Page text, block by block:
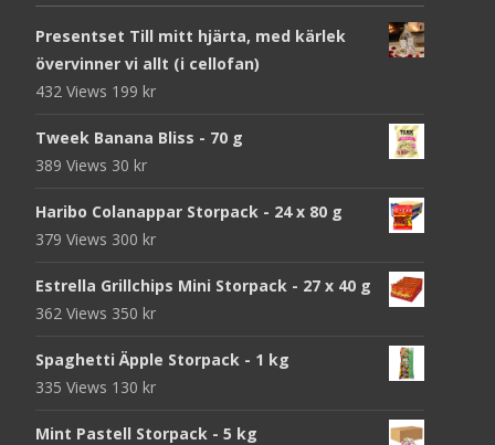
Presentset Till mitt hjärta, med kärlek
övervinner vi allt (i cellofan)
432 Views 199 kr
Tweek Banana Bliss - 70 g
389 Views 30 kr
Haribo Colanappar Storpack - 24 x 80 g
379 Views 300 kr
Estrella Grillchips Mini Storpack - 27 x 40 g
362 Views 350 kr
Spaghetti Äpple Storpack - 1 kg
335 Views 130 kr
Mint Pastell Storpack - 5 kg